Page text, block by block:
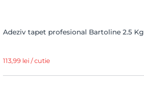
Adeziv tapet profesional Bartoline 2.5 Kg
113,99 lei / cutie